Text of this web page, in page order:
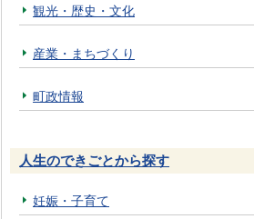
観光・歴史・文化
産業・まちづくり
町政情報
人生のできごとから探す
妊娠・子育て